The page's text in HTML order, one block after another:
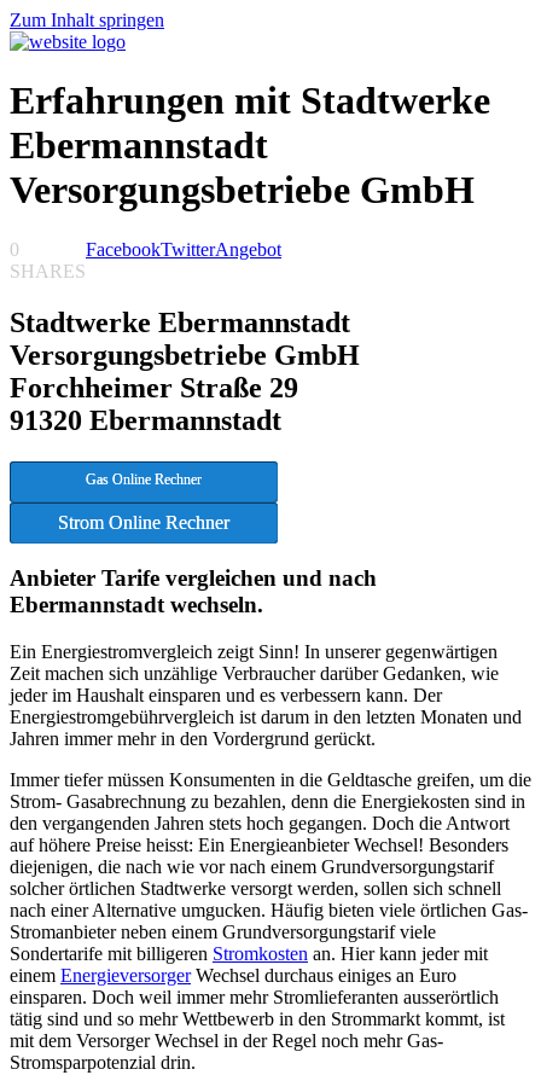
Zum Inhalt springen
Erfahrungen mit Stadtwerke
Ebermannstadt
Versorgungsbetriebe GmbH
0
SHARES
FacebookTwitterAngebot
Stadtwerke Ebermannstadt
Versorgungsbetriebe GmbH
Forchheimer Straße 29
91320 Ebermannstadt
Gas Online Rechner
Strom Online Rechner
Anbieter Tarife vergleichen und nach
Ebermannstadt wechseln.
Ein Energiestromvergleich zeigt Sinn! In unserer gegenwärtigen
Zeit machen sich unzählige Verbraucher darüber Gedanken, wie
jeder im Haushalt einsparen und es verbessern kann. Der
Energiestromgebührvergleich ist darum in den letzten Monaten und
Jahren immer mehr in den Vordergrund gerückt.
Immer tiefer müssen Konsumenten in die Geldtasche greifen, um die
Strom- Gasabrechnung zu bezahlen, denn die Energiekosten sind in
den vergangenden Jahren stets hoch gegangen. Doch die Antwort
auf höhere Preise heisst: Ein Energieanbieter Wechsel! Besonders
diejenigen, die nach wie vor nach einem Grundversorgungstarif
solcher örtlichen Stadtwerke versorgt werden, sollen sich schnell
nach einer Alternative umgucken. Häufig bieten viele örtlichen Gas-
Stromanbieter neben einem Grundversorgungstarif viele
Sondertarife mit billigeren Stromkosten an. Hier kann jeder mit
einem EnergieversorgerWechsel durchaus einiges an Euro
einsparen. Doch weil immer mehr Stromlieferanten ausserörtlich
tätig sind und so mehr Wettbewerb in den Strommarkt kommt, ist
mit dem Versorger Wechsel in der Regel noch mehr Gas-
Stromsparpotenzial drin.